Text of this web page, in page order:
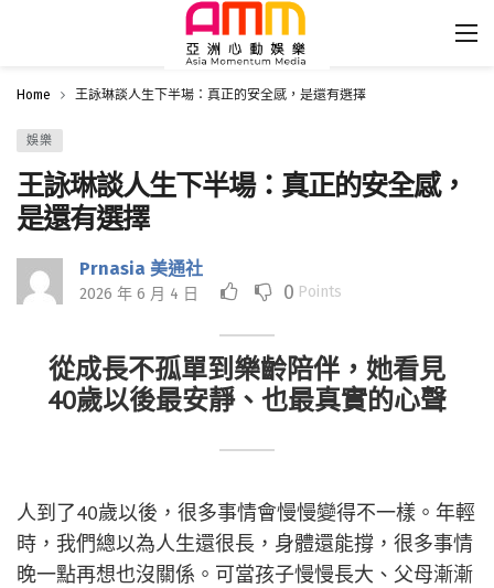
Home 王詠琳談人生下半場：真正的安全感，是還有選擇
娛樂
王詠琳談人生下半場：真正的安全感，
是還有選擇
Prnasia 美通社
2026 年 6 月 4 日 0 Points
從成長不孤單到樂齡陪伴，她看見
40歲以後最安靜、也最真實的心聲
人到了40歲以後，很多事情會慢慢變得不一樣。年輕
時，我們總以為人生還很長，身體還能撐，很多事情
晚一點再想也沒關係。可當孩子慢慢長大、父母漸漸